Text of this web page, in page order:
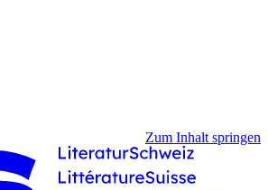
Zum Inhalt springen